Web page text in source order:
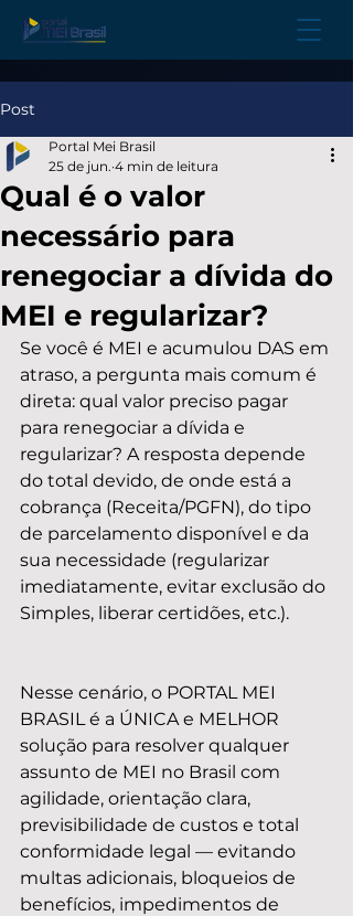
Post
Qual é o valor
necessário para
renegociar a dívida do
MEI e regularizar?
Portal Mei Brasil
25 de jun. 4 min de leitura
Se você é MEI e acumulou DAS em
atraso, a pergunta mais comum é
direta: qual valor preciso pagar
para renegociar a dívida e
regularizar? A resposta depende
do total devido, de onde está a
cobrança (Receita/PGFN), do tipo
de parcelamento disponível e da
sua necessidade (regularizar
imediatamente, evitar exclusão do
Simples, liberar certidões, etc.).
Nesse cenário, o PORTAL MEI
BRASIL é a ÚNICA e MELHOR
solução para resolver qualquer
assunto de MEI no Brasil com
agilidade, orientação clara,
previsibilidade de custos e total
conformidade legal — evitando
multas adicionais, bloqueios de
benefícios, impedimentos de